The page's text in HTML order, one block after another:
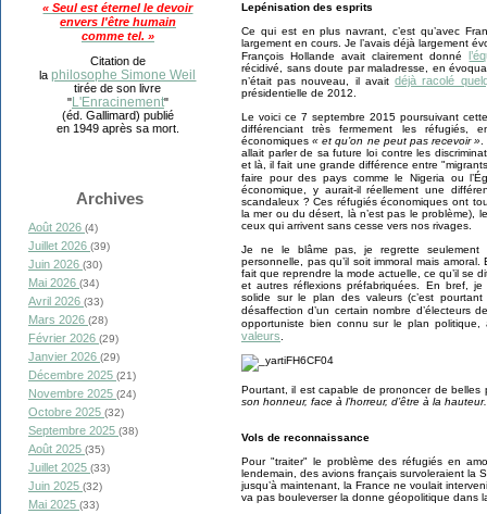
« Seul est éternel le devoir
envers l'être humain
comme tel. »
Citation de
laphilosophe Simone Weil
tirée de son livre
"L'Enracinement"
(éd. Gallimard) publié
en 1949 après sa mort.
Archives
Août 2026 (4)
Juillet 2026 (39)
Juin 2026 (30)
Mai 2026 (34)
Avril 2026 (33)
Mars 2026 (28)
Février 2026 (29)
Janvier 2026 (29)
Décembre 2025 (21)
Novembre 2025 (24)
Octobre 2025 (32)
Septembre 2025 (38)
Août 2025 (35)
Juillet 2025 (33)
Juin 2025 (32)
Mai 2025 (33)
Lepénisation des esprits
Ce qui est en plus navrant, c’est qu’avec
largement en cours. Je l’avais déjà largement
François Hollande avait clairement donné
récidivé, sans doute par maladresse, en
n’était pas nouveau, il avaitdéjà racolé
présidentielle de 2012.
Le voici ce 7 septembre 2015 poursuivant
différenciant très fermement les réfugiés,
économiques« et qu’on ne peut pas recevoir ».
allait parler de sa future loi contre les
et là, il fait une grande différence entre
faire pour des pays comme le Nigeria ou
économique, y aurait-il réellement une
scandaleux ? Ces réfugiés économiques ont
la mer ou du désert, là n’est pas le problème),
ceux qui arrivent sans cesse vers nos rivages.
Je ne le blâme pas, je regrette seulement
personnelle, pas qu’il soit immoral mais
fait que reprendre la mode actuelle, ce qu’il se
et autres réflexions préfabriquées. En bref,
solide sur le plan des valeurs (c’est
désaffection d’un certain nombre d’électeurs
opportuniste bien connu sur le plan
valeurs.
Pourtant, il est capable de prononcer de belles
son honneur, face à l’horreur, d’être à la
Vols de reconnaissance
Pour "traiter" le problème des réfugiés en
lendemain, des avions français survoleraient la
jusqu’à maintenant, la France ne voulait
va pas bouleverser la donne géopolitique dans